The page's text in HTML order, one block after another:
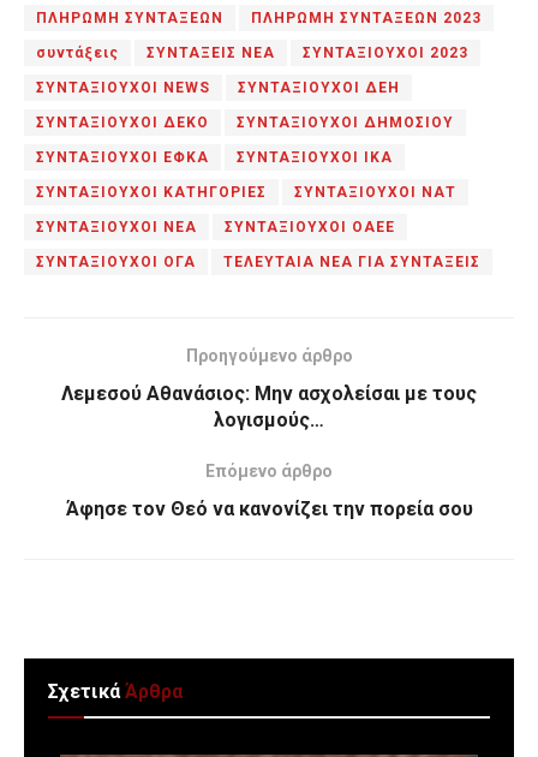
ΠΛΗΡΩΜΗ ΣΥΝΤΑΞΕΩΝ ΠΛΗΡΩΜΗ ΣΥΝΤΑΞΕΩΝ 2023
συντάξεις ΣΥΝΤΑΞΕΙΣ ΝΕΑ ΣΥΝΤΑΞΙΟΥΧΟΙ 2023
ΣΥΝΤΑΞΙΟΥΧΟΙ NEWS ΣΥΝΤΑΞΙΟΥΧΟΙ ΔΕΗ
ΣΥΝΤΑΞΙΟΥΧΟΙ ΔΕΚΟ ΣΥΝΤΑΞΙΟΥΧΟΙ ΔΗΜΟΣΙΟΥ
ΣΥΝΤΑΞΙΟΥΧΟΙ ΕΦΚΑ ΣΥΝΤΑΞΙΟΥΧΟΙ ΙΚΑ
ΣΥΝΤΑΞΙΟΥΧΟΙ ΚΑΤΗΓΟΡΙΕΣ ΣΥΝΤΑΞΙΟΥΧΟΙ ΝΑΤ
ΣΥΝΤΑΞΙΟΥΧΟΙ ΝΕΑ ΣΥΝΤΑΞΙΟΥΧΟΙ ΟΑΕΕ
ΣΥΝΤΑΞΙΟΥΧΟΙ ΟΓΑ ΤΕΛΕΥΤΑΙΑ ΝΕΑ ΓΙΑ ΣΥΝΤΑΞΕΙΣ
Προηγούμενο άρθρο
Λεμεσού Αθανάσιος: Μην ασχολείσαι με τους
λογισμούς…
Επόμενο άρθρο
Άφησε τον Θεό να κανονίζει την πορεία σου
ΣχετικάΆρθρα